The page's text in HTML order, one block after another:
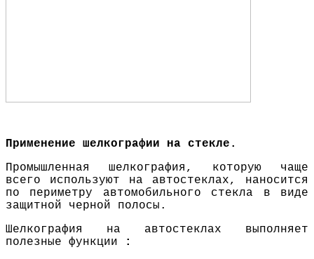
Применение шелкографии на стекле.
Промышленная шелкография, которую чаще
всего используют на автостеклах, наносится
по периметру автомобильного стекла в виде
защитной черной полосы.
Шелкография на автостеклах выполняет
полезные функции
: